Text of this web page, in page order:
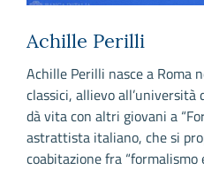
Achille Perilli
Achille Perilli nasce a Roma
classici, allievo all’università
dà vita con altri giovani a
astrattista italiano, che si
coabitazione fra “formalismo